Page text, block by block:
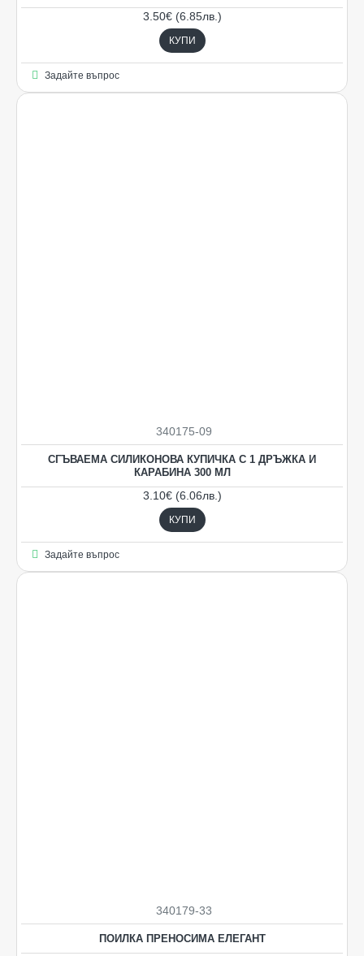
3.50€ (6.85лв.)
КУПИ
Задайте въпрос
340175-09
СГЪВАЕМА СИЛИКОНОВА КУПИЧКА С 1 ДРЪЖКА И
КАРАБИНА 300 МЛ
3.10€ (6.06лв.)
КУПИ
Задайте въпрос
340179-33
ПОИЛКА ПРЕНОСИМА ЕЛЕГАНТ